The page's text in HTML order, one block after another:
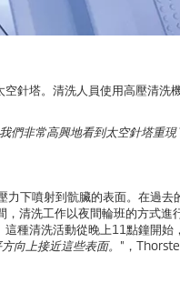
針塔。清洗人員使用高壓清洗
我們非常高興地看到太空針塔重現
力下噴射到骯臟的表面。在過去
清洗工作以夜間輪班的方式進
種清洗活動從晚上11點鐘開始
向上接近這些表面。 "，